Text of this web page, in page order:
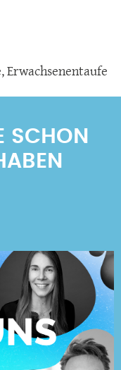
,Erwachsenentaufe
SCHON